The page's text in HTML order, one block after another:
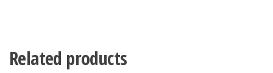
Related products